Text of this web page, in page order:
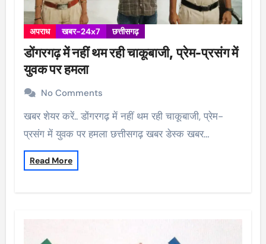
अपराध खबर-24x7 छत्तीसगढ़
डोंगरगढ़ में नहीं थम रही चाकूबाजी, प्रेम-प्रसंग में
युवक पर हमला
No Comments
खबर शेयर करें.. डोंगरगढ़ में नहीं थम रही चाकूबाजी, प्रेम-
प्रसंग में युवक पर हमला छत्तीसगढ़ खबर डेस्क खबर…
Read More